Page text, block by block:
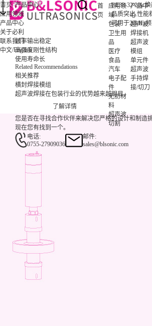
首
页
应用领
域
包装
卫生用
品
医疗
食品
汽车
电子配
件
无纺材
料
超声波
切割
产品中
心
超声波
焊接机
超声波
模组
单元件
超声波
手持焊
接/切刀
首页
应用领域
产品中心
关于必利
联系我们
中文/English
产品中心
BE38-32 20k
品质突出 性能
可用于20kHz
频率输出稳定
高强度刚性结构
使用寿命长
Related Recommendations
相关推荐
横封焊接模组
超声波焊接在包装行业的优势越来越明显。
了解详情
您是否在寻找合作伙伴来解决您严格的设计和制造挑
现在您有找到一个。
电话:
0755-27909036
邮件:
sales@blsonic.com